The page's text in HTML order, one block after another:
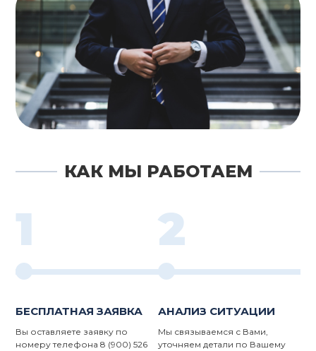
КАК МЫ РАБОТАЕМ
1
БЕСПЛАТНАЯ ЗАЯВКА
Вы оставляете заявку по
номеру телефона 8 (900) 526
2
АНАЛИЗ СИТУАЦИИ
Мы связываемся с Вами,
уточняем детали по Вашему